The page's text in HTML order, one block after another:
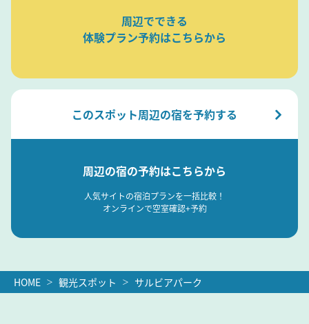
周辺でできる
体験プラン予約はこちらから
このスポット周辺の宿を予約する
周辺の宿の予約はこちらから
人気サイトの宿泊プランを一括比較！
オンラインで空室確認+予約
HOME 観光スポット サルビアパーク